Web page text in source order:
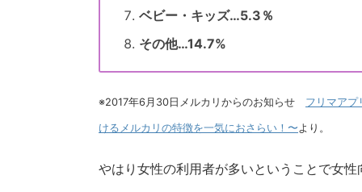
ベビー・キッズ…5.3％
その他…14.7%
※2017年6月30日メルカリからのお知らせ フリマアプ
けるメルカリの特徴を一気におさらい！〜 より。
やはり女性の利用者が多いということで女